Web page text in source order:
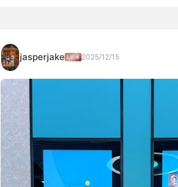
jasperjake 2025/12/15